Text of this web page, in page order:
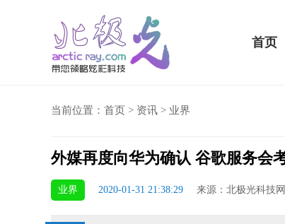
首页
当前位置： 首页 > 资讯 > 业界
外媒再度向华为确认 谷歌服务会
业界 2020-01-31 21:38:29 来源：北极光科技
横扫千军！黑鲨游戏手机2 Pro评测：